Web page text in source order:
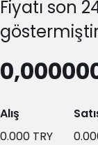
Fiyatı son
Alış
0.000 TRY